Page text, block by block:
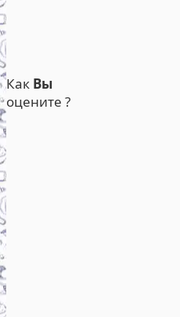
Как Вы
оцените ?